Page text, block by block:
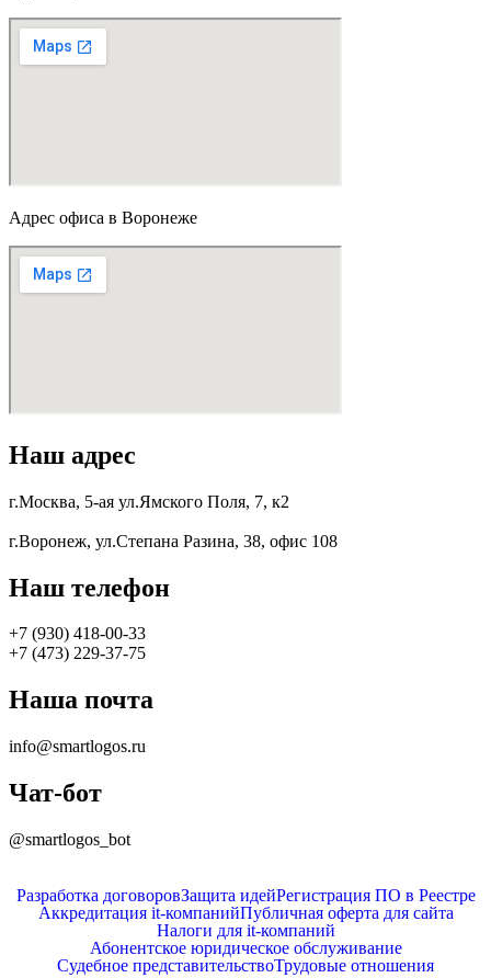
Адрес офиса в Воронеже
Наш адрес
г.Москва, 5-ая ул.Ямского Поля, 7, к2
г.Воронеж, ул.Степана Разина, 38, офис 108
Наш телефон
+7 (930) 418-00-33
+7 (473) 229-37-75
Наша почта
info@smartlogos.ru
Чат-бот
@smartlogos_bot
Разработка договоровЗащита идейРегистрация ПО в Реестре
Аккредитация it-компанийПубличная оферта для сайта
Налоги для it-компаний
Абонентское юридическое обслуживание
Судебное представительствоТрудовые отношения